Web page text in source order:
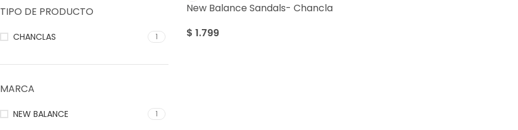
TIPO DE PRODUCTO
CHANCLAS 1
MARCA
NEW BALANCE 1
New Balance Sandals- Chancla
$ 1.799